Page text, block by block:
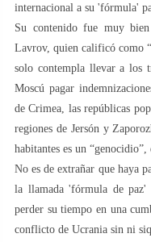
internacional a su 'fórmula'
Su contenido fue muy
Lavrov, quien calificó como
solo contempla llevar a los
Moscú pagar
de Crimea, las repúblicas
regiones de Jersón y
habitantes es un
No es de extrañar que haya
la llamada 'fórmula de paz'
perder su tiempo en una
conflicto de Ucrania sin ni